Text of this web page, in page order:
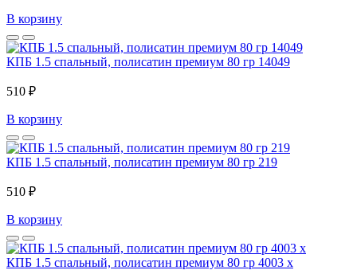
В корзину
КПБ 1.5 спальный, полисатин премиум 80 гр 14049
510 ₽
В корзину
КПБ 1.5 спальный, полисатин премиум 80 гр 219
510 ₽
В корзину
КПБ 1.5 спальный, полисатин премиум 80 гр 4003 x